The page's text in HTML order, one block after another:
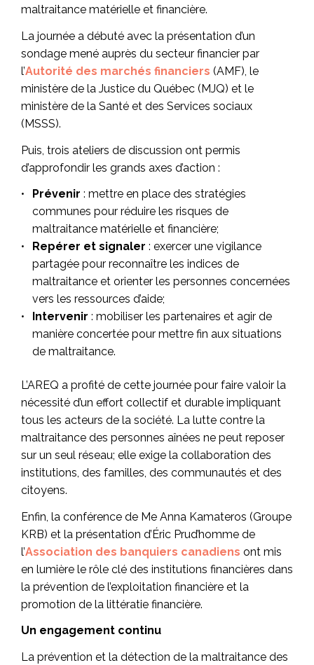
maltraitance matérielle et financière.
La journée a débuté avec la présentation d’un
sondage mené auprès du secteur financier par
l’Autorité des marchés financiers (AMF), le
ministère de la Justice du Québec (MJQ) et le
ministère de la Santé et des Services sociaux
(MSSS).
Puis, trois ateliers de discussion ont permis
d’approfondir les grands axes d’action :
Prévenir : mettre en place des stratégies
communes pour réduire les risques de
maltraitance matérielle et financière;
Repérer et signaler : exercer une vigilance
partagée pour reconnaître les indices de
maltraitance et orienter les personnes concernées
vers les ressources d’aide;
Intervenir : mobiliser les partenaires et agir de
manière concertée pour mettre fin aux situations
de maltraitance.
L’AREQ a profité de cette journée pour faire valoir la
nécessité d’un effort collectif et durable impliquant
tous les acteurs de la société. La lutte contre la
maltraitance des personnes aînées ne peut reposer
sur un seul réseau; elle exige la collaboration des
institutions, des familles, des communautés et des
citoyens.
Enfin, la conférence de Me Anna Kamateros (Groupe
KRB) et la présentation d’Éric Prud’homme de
l’Association des banquiers canadiens ont mis
en lumière le rôle clé des institutions financières dans
la prévention de l’exploitation financière et la
promotion de la littératie financière.
Un engagement continu
La prévention et la détection de la maltraitance des